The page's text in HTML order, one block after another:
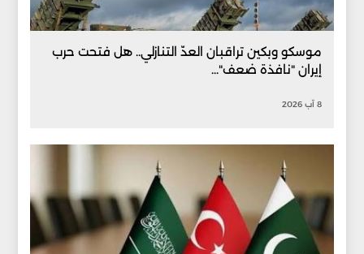
موسكو وبكين تراقبان العدّ التنازلي.. هل فتحت حرب
إيران "نافذة ضعف"...
8 آب 2026